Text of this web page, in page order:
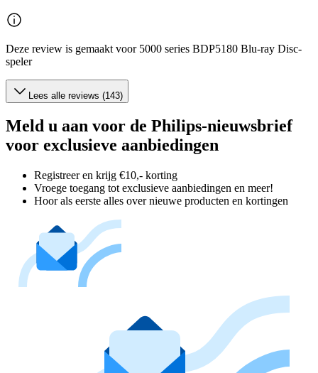
Deze review is gemaakt voor 5000 series BDP5180 Blu-ray Disc-
speler
Lees alle reviews (143)
Meld u aan voor de Philips-nieuwsbrief
voor exclusieve aanbiedingen
Registreer en krijg €10,- korting
Vroege toegang tot exclusieve aanbiedingen en meer!
Hoor als eerste alles over nieuwe producten en kortingen